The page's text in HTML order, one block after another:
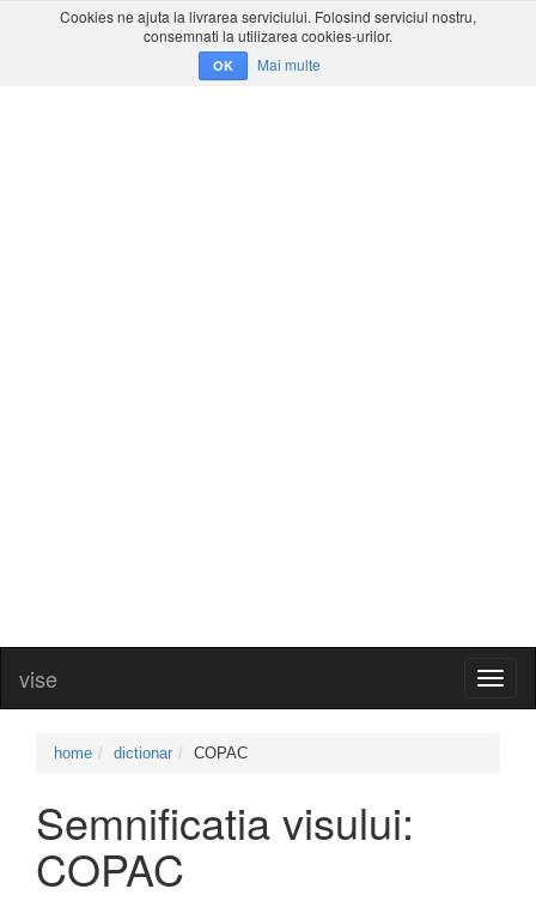
Cookies ne ajuta la livrarea serviciului. Folosind serviciul nostru,
consemnati la utilizarea cookies-urilor.
OK Mai multe
vise
home dictionar COPAC
Semnificatia visului:
COPAC